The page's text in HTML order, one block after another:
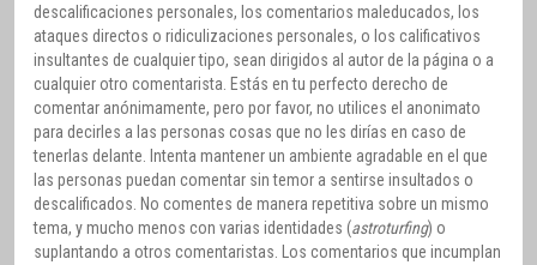
descalificaciones personales, los comentarios maleducados, los
ataques directos o ridiculizaciones personales, o los calificativos
insultantes de cualquier tipo, sean dirigidos al autor de la página o a
cualquier otro comentarista. Estás en tu perfecto derecho de
comentar anónimamente, pero por favor, no utilices el anonimato
para decirles a las personas cosas que no les dirías en caso de
tenerlas delante. Intenta mantener un ambiente agradable en el que
las personas puedan comentar sin temor a sentirse insultados o
descalificados. No comentes de manera repetitiva sobre un mismo
tema, y mucho menos con varias identidades (astroturfing) o
suplantando a otros comentaristas. Los comentarios que incumplan